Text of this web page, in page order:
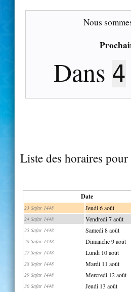
Nous
Dans 4
Liste des horaires pour
Date
23 Safar 1448 Jeudi 6 août
24 Safar 1448 Vendredi 7 août
25 Safar 1448 Samedi 8 août
26 Safar 1448 Dimanche 9 août
27 Safar 1448 Lundi 10 août
28 Safar 1448 Mardi 11 août
29 Safar 1448 Mercredi 12 août
30 Safar 1448 Jeudi 13 août